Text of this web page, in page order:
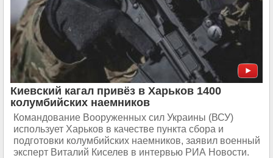
Киевский кагал привёз в Харьков 1400
колумбийских наемников
Командование Вооруженных сил Украины (ВСУ)
использует Харьков в качестве пункта сбора и
подготовки колумбийских наемников, заявил военный
эксперт Виталий Киселев в интервью РИА Новости.